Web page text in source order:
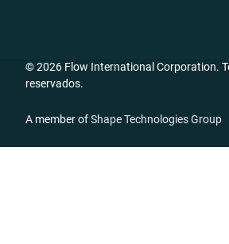
© 2026 Flow International Corporation.
reservados.
A member ofShape Technologies Group